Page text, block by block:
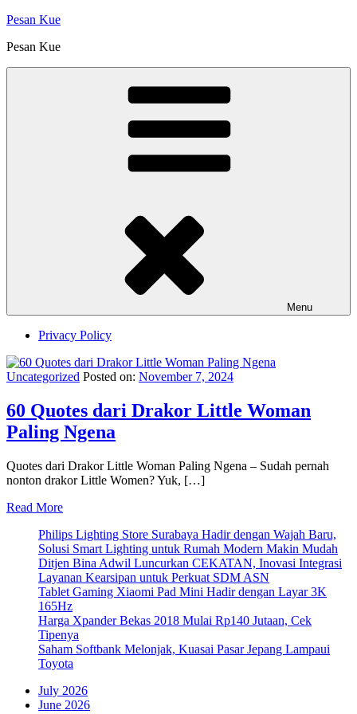
Skip
content
Pesan Kue
Pesan Kue
Menu
Privacy Policy
Uncategorized Posted on: November 7, 2024
60 Quotes dari Drakor Little Woman
Paling Ngena
Quotes dari Drakor Little Woman Paling Ngena – Sudah pernah
nonton drakor Little Women? Yuk, […]
Read More
Philips Lighting Store Surabaya Hadir dengan Wajah Baru,
Solusi Smart Lighting untuk Rumah Modern Makin Mudah
Ditjen Bina Adwil Luncurkan CEKATAN, Inovasi Integrasi
Layanan Kearsipan untuk Perkuat SDM ASN
Tablet Gaming Xiaomi Pad Mini Hadir dengan Layar 3K
165Hz
Harga Xpander Bekas 2018 Mulai Rp140 Jutaan, Cek
Tipenya
Saham Softbank Melonjak, Kuasai Pasar Jepang Lampaui
Toyota
July 2026
June 2026